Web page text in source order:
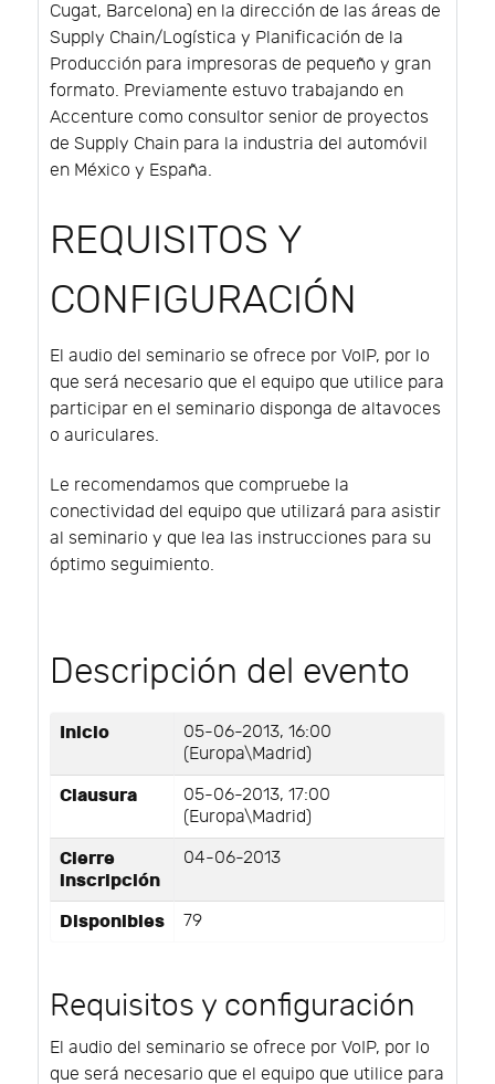
Cugat, Barcelona) en la dirección de las áreas de
Supply Chain/Logística y Planificación de la
Producción para impresoras de pequeño y gran
formato. Previamente estuvo trabajando en
Accenture como consultor senior de proyectos
de Supply Chain para la industria del automóvil
en México y España.
REQUISITOS Y
CONFIGURACIÓN
El audio del seminario se ofrece por VoIP, por lo
que será necesario que el equipo que utilice para
participar en el seminario disponga de altavoces
o auriculares.
Le recomendamos que compruebe la
conectividad del equipo que utilizará para asistir
al seminario y que lea las instrucciones para su
óptimo seguimiento.
Descripción del evento
Inicio
05-06-2013, 16:00
(Europa\Madrid)
Clausura
05-06-2013, 17:00
(Europa\Madrid)
Cierre
inscripción
04-06-2013
Disponibles 79
Requisitos y configuración
El audio del seminario se ofrece por VoIP, por lo
que será necesario que el equipo que utilice para